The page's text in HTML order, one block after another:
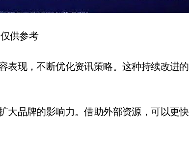
供参考
表现，不断优化资讯策略。这种持续改进的
大品牌的影响力。借助外部资源，可以更快